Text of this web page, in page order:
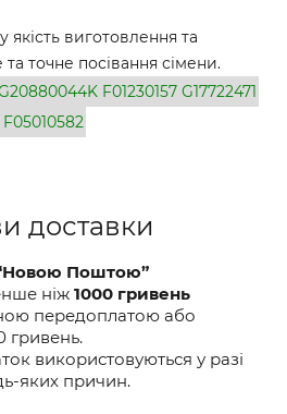
виготовлення та
точне посівання сімени.
F01230157 G17722471
F05010582
доставки
Поштою”
ніж 1000 гривень
передоплатою або
гривень.
використовуються у разі
яких причин.